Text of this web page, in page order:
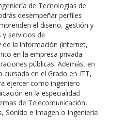
de Tecnologías de
desempeñar perfiles
el diseño, gestión y
servicios de
la información (internet,
en la empresa privada
públicas. Además, en
cursada en el Grado en ITT,
ejercer como ingeniero
en la especialidad
de Telecomunicación,
Sonido e Imagen o Ingeniería